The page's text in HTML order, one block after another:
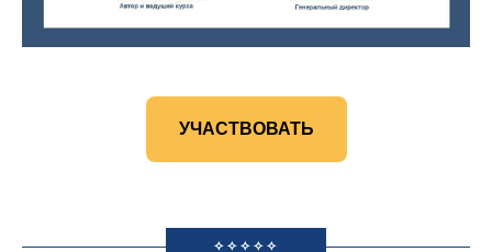
УЧАСТВОВАТЬ
✧✧✧✧✧